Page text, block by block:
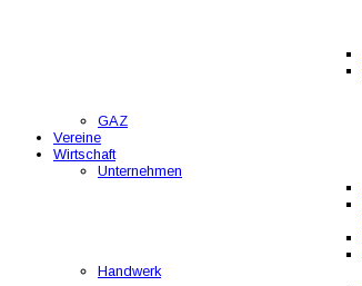
GAZ
Vereine
Wirtschaft
Unternehmen
Handwerk